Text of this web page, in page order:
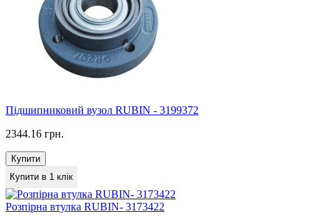
Підшипниковий вузол RUBIN - 3199372
2344.16 грн.
Купити
Купити в 1 клік
Розпірна втулка RUBIN- 3173422